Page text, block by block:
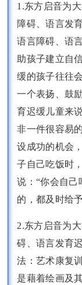
1.东方启音为
障碍、语言发
语言障碍、语
助孩子建立自
缓的孩子往往
一个表扬、鼓
育迟缓儿童来
非一件很容易
设成功的机会
子自己吃饭时
说：“你会自己
的，都及时给
2.东方启音为
碍、语言发育
法：艺术康复
是藉着绘画及